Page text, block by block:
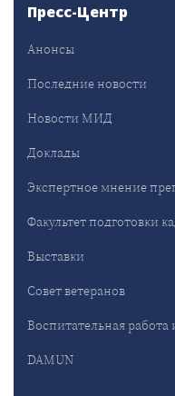
Пресс-Центр
Анонсы
Последние новости
Новости МИД
Доклады
Экспертное мнение
Факультет подготовки
Выставки
Совет ветеранов
Воспитательная
DAMUN